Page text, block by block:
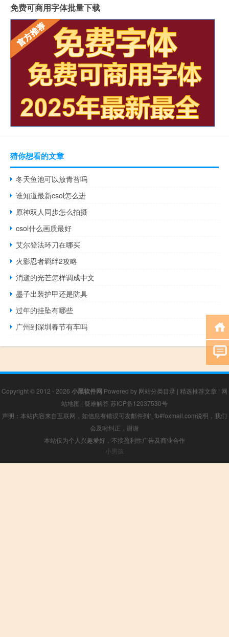
免费可商用字体批量下载
猜你想看的文章
冬天鱼池可以放青苔吗
谁知道最新csol怎么进
原神双人同步怎么拍摄
csol什么画质最好
艾尔登法环刀在哪买
火影忍者羁绊2攻略
消逝的光芒怎样调成中文
墨子出装护甲还是防具
过年的挂坠有哪些
广州到深圳春节有车吗
Copyright © 2012 - 2026 小黑软件网 Powered by 网站分类目录 | 精选推荐文章 | 网
站地图 | 疑难解答 苏ICP备12037530号
声明：本站内容来自互联网，如信息有错误可发邮件到f_fb#foxmail.com说明，我们
会及时纠正，谢谢
本站仅为个人兴趣爱好，不接盈利性广告及商业合作
小男孩